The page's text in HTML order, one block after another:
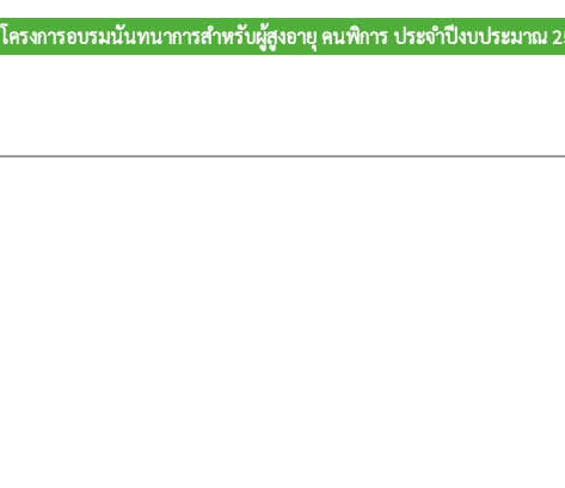
โครงการอบรมนันทนาการสำหรับผู้สูงอายุ คนพิการ ประจำปีงบประมาณ